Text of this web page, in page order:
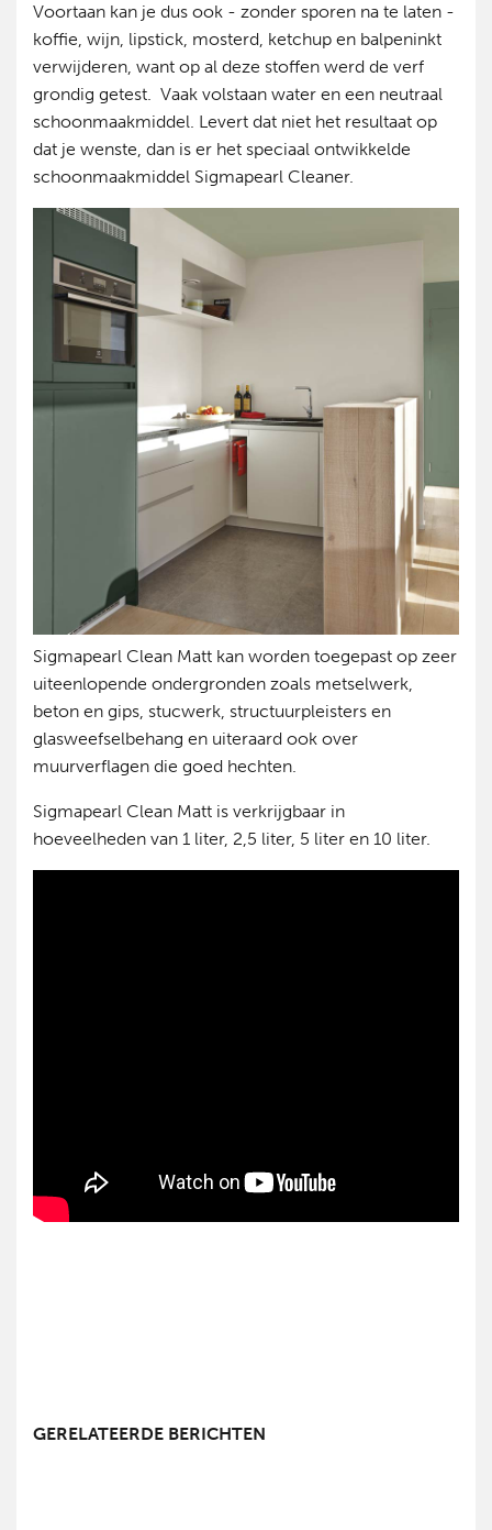
Voortaan kan je dus ook - zonder sporen na te laten -
koffie, wijn, lipstick, mosterd, ketchup en balpeninkt
verwijderen, want op al deze stoffen werd de verf
grondig getest. Vaak volstaan water en een neutraal
schoonmaakmiddel. Levert dat niet het resultaat op
dat je wenste, dan is er het speciaal ontwikkelde
schoonmaakmiddel Sigmapearl Cleaner.
Sigmapearl Clean Matt kan worden toegepast op zeer
uiteenlopende ondergronden zoals metselwerk,
beton en gips, stucwerk, structuurpleisters en
glasweefselbehang en uiteraard ook over
muurverflagen die goed hechten.
Sigmapearl Clean Matt is verkrijgbaar in
hoeveelheden van 1 liter, 2,5 liter, 5 liter en 10 liter.
GERELATEERDE BERICHTEN